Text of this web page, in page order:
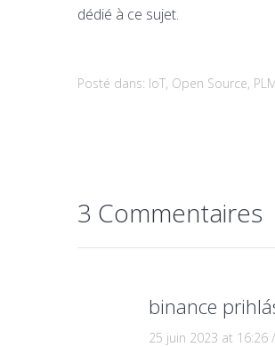
dédié à ce sujet.
Posté dans: IoT, Open Source,
3 Commentaires
binance
25 juin 2023 at 16:26 /